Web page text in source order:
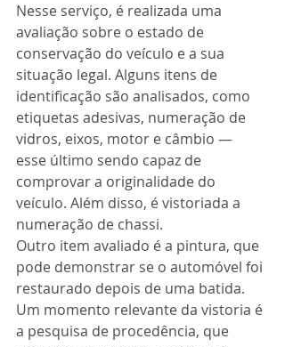
Nesse serviço, é realizada uma
avaliação sobre o estado de
conservação do veículo e a sua
situação legal. Alguns itens de
identificação são analisados, como
etiquetas adesivas, numeração de
vidros, eixos, motor e câmbio —
esse último sendo capaz de
comprovar a originalidade do
veículo. Além disso, é vistoriada a
numeração de chassi.
Outro item avaliado é a pintura, que
pode demonstrar se o automóvel foi
restaurado depois de uma batida.
Um momento relevante da vistoria é
a pesquisa de procedência, que